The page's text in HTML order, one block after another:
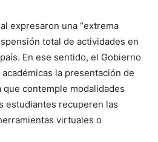
expresaron una “extrema
total de actividades en
En ese sentido, el Gobierno
la presentación de
contemple modalidades
estudiantes recuperen las
virtuales o